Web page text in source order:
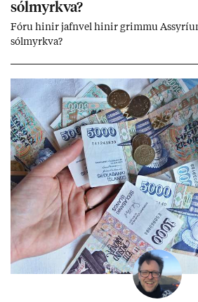
sól­myrkva?
Fóru hinir jafn­vel hinir grimmu
sól­myrkva?